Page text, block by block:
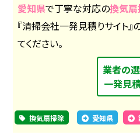
愛知県で丁寧な対応の換気
『清掃会社一発見積りサイト
てください。
業者の
一発見
換気扇掃除 愛知県